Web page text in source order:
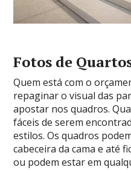
Fotos de
Quem está com o
repaginar o visual das
apostar nos quadros.
fáceis de serem
estilos. Os quadros
cabeceira da cama e até
ou podem estar em